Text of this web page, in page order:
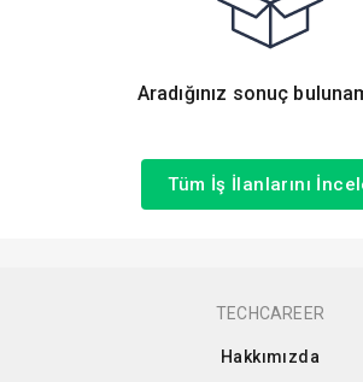
Aradığınız sonuç
Tüm İş İlanlarını
TECHCAREER
Hakkımızda